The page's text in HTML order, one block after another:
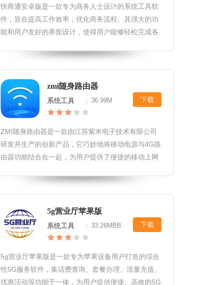
快商通安卓版是一款专为商务人士设计的系统工具软
件，旨在提高工作效率，优化商务流程。其强大的功
能和用户友好的界面设计，使得用户能够轻松完成各
件更新1.增加了智能提醒功能，帮助用户及时跟踪并
处理待办事项。2.优化了数据
zmi随身路由器
系统工具 36.99M 下载
ZMI随身路由器是一款由江苏紫米电子技术有限公司
研发并生产的创新产品，它巧妙地将移动电源与4G路
由器功能结合在一起，为用户提供了便捷的移动上网
器都能成为您不可或缺的移动伴侣。ZMI随身路由器
软件玩法1.用户可以通
5g营业厅苹果版
系统工具 33.26MBB 下载
5g营业厅苹果版是一款专为苹果设备用户打造的综合
性5G服务软件，集话费查询、套餐办理、流量充值、
优惠活动等功能于一体，为用户提供便捷、高效的5G